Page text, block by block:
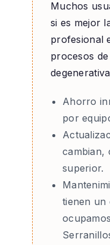
Muchos
si es mejor
profesional
procesos
Ahorro
por
cambian,
superior.
tienen un